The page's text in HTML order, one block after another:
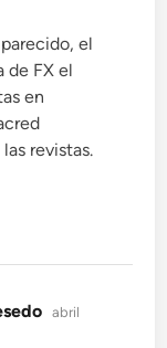
el
de FX el
en
revistas.
dice:
abril